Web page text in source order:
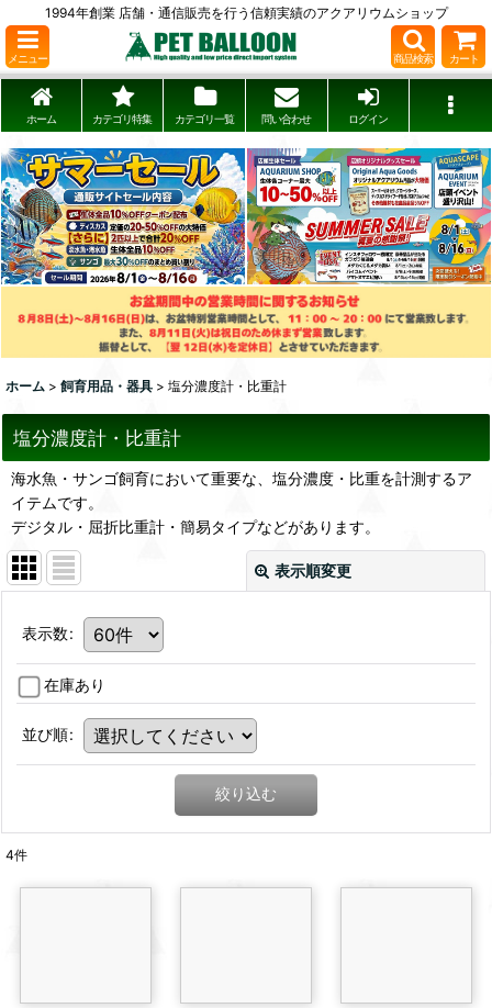
1994年創業 店舗・通信販売を行う信頼実績のアクアリウムショップ
メニュー 商品検索 カート
ホーム カテゴリ特集 カテゴリ一覧 問い合わせ ログイン
ホーム > 飼育用品・器具 > 塩分濃度計・比重計
塩分濃度計・比重計
海水魚・サンゴ飼育において重要な、塩分濃度・比重を計測するア
イテムです。
デジタル・屈折比重計・簡易タイプなどがあります。
表示順変更
表示数:
在庫あり
並び順:
絞り込む
4件